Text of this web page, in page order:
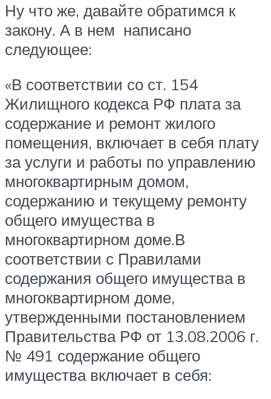
Ну что же, давайте обратимся к
закону. А в нем написано
следующее:
«В соответствии со ст. 154
Жилищного кодекса РФ плата за
содержание и ремонт жилого
помещения, включает в себя плату
за услуги и работы по управлению
многоквартирным домом,
содержанию и текущему ремонту
общего имущества в
многоквартирном доме.В
соответствии с Правилами
содержания общего имущества в
многоквартирном доме,
утвержденными постановлением
Правительства РФ от 13.08.2006 г.
№ 491 содержание общего
имущества включает в себя: